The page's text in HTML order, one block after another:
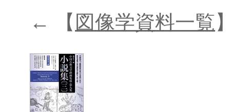
← 【 図像学資料一覧